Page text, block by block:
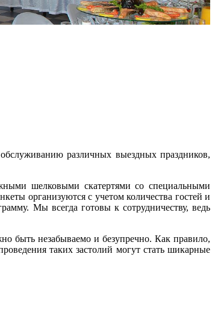
различных выездных праздников,
шелковыми скатертями со специальными
организуются с учетом количества гостей и
Мы всегда готовы к сотрудничеству, ведь
быть незабываемо и безупречно. Как правило,
таких застолий могут стать шикарные